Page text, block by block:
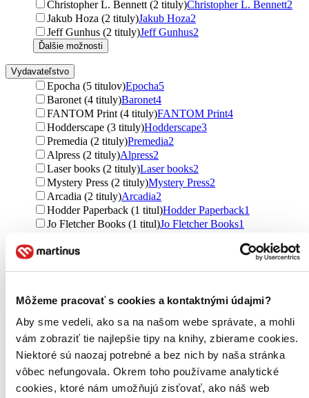
Môžeme pracovať s cookies a kontaktnými údajmi?
Aby sme vedeli, ako sa na našom webe správate, a mohli
vám zobraziť tie najlepšie tipy na knihy, zbierame cookies.
Niektoré sú naozaj potrebné a bez nich by naša stránka
vôbec nefungovala. Okrem toho používame analytické
cookies, ktoré nám umožňujú zisťovať, ako náš web
Christopher L. Bennett (2 tituly)Christopher L. Bennett2
Jakub Hoza (2 tituly)Jakub Hoza2
Jeff Gunhus (2 tituly)Jeff Gunhus2
Ďalšie možnosti
Vydavateľstvo
Epocha (5 titulov)Epocha5
Baronet (4 tituly)Baronet4
FANTOM Print (4 tituly)FANTOM Print4
Hodderscape (3 tituly)Hodderscape3
Premedia (2 tituly)Premedia2
Alpress (2 tituly)Alpress2
Laser books (2 tituly)Laser books2
Mystery Press (2 tituly)Mystery Press2
Arcadia (2 tituly)Arcadia2
Hodder Paperback (1 titul)Hodder Paperback1
Jo Fletcher Books (1 titul)Jo Fletcher Books1
KSD (1 titul)
Väzba
brožovaná väzba (15 titulov)brožovaná väzba15
pevná väzba (6 titulov)pevná väzba
pevná väzba s prebalom (2 tituly)
pevná väzba s prebalom
šitá väzba (1 titul)šitá väzba1
Formát